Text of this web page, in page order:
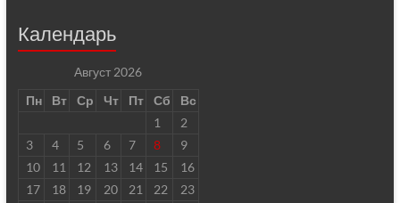
Календарь
Август 2026
Пн
Вт Ср Чт Пт Сб
Вс
1
2
3
4 5 6 7 8
9
10
11 12 13 14 15
16
17
18 19 20 21 22
23